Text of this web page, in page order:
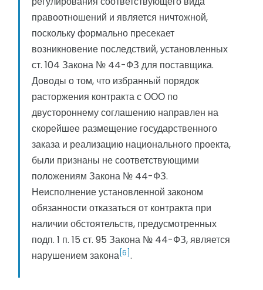
правоотношений и является ничтожной,
поскольку формально пресекает
возникновение последствий, установленных
ст. 104 Закона № 44-ФЗ для поставщика.
Доводы о том, что избранный порядок
расторжения контракта с ООО по
двустороннему соглашению направлен на
скорейшее размещение государственного
заказа и реализацию национального проекта,
были признаны не соответствующими
положениям Закона № 44-ФЗ.
Неисполнение установленной законом
обязанности отказаться от контракта при
наличии обстоятельств, предусмотренных
подп. 1 п. 15 ст. 95 Закона № 44-ФЗ, является
нарушением закона [6] .